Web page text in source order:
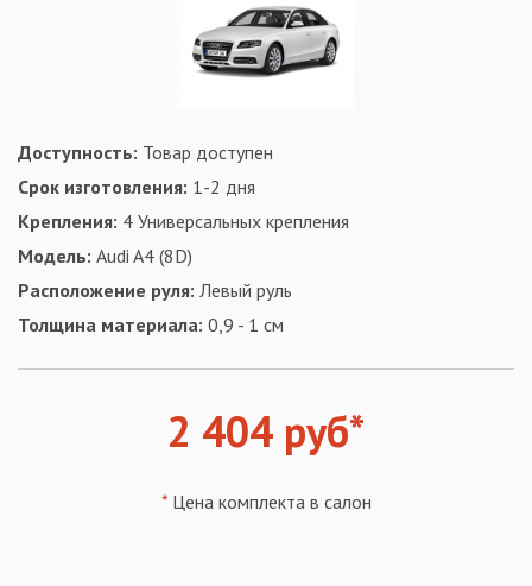
Доступность: Товар доступен
Срок изготовления: 1-2 дня
Крепления: 4 Универсальных крепления
Модель: Audi A4 (8D)
Расположение руля: Левый руль
Толщина материала: 0,9 - 1 см
2 404 руб*
*Цена комплекта в салон